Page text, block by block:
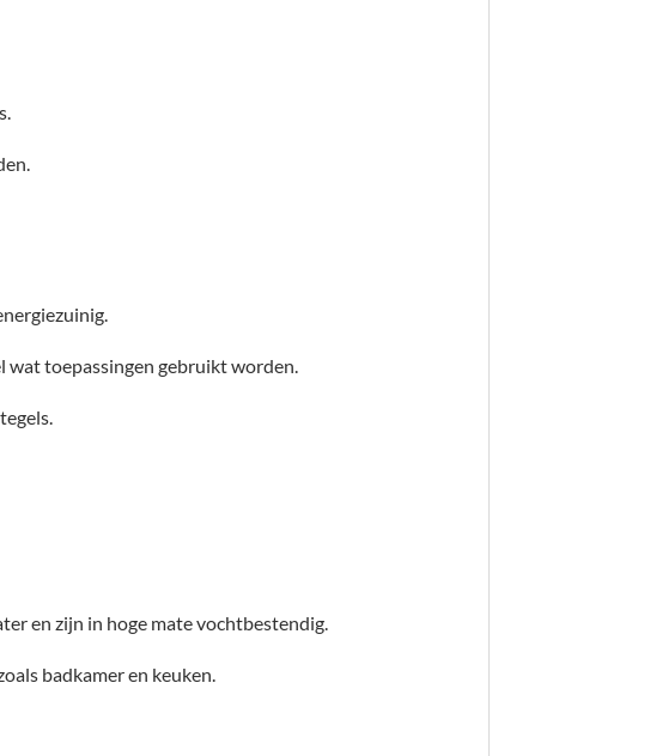
wat toepassingen gebruikt worden.
en zijn in hoge mate vochtbestendig.
badkamer en keuken.